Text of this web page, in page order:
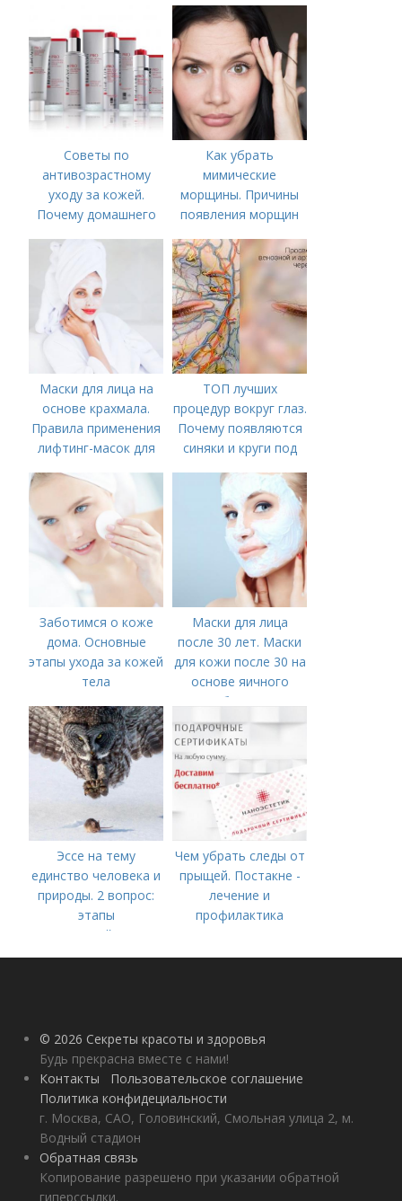
Советы по
антивозрастному
уходу за кожей.
Почему домашнего
Как убрать
мимические
морщины. Причины
появления морщин
Маски для лица на
основе крахмала.
Правила применения
лифтинг-масок для
ТОП лучших
процедур вокруг глаз.
Почему появляются
синяки и круги под
Заботимся о коже
дома. Основные
этапы ухода за кожей
тела
Маски для лица
после 30 лет. Маски
для кожи после 30 на
основе яичного
белка
Эссе на тему
единство человека и
природы. 2 вопрос:
этапы
взаимодействия
природного и
Чем убрать следы от
прыщей. Постакне -
лечение и
профилактика
© 2026 Секреты красоты и здоровья
Будь прекрасна вместе с нами!
Контакты
Пользовательское соглашение
Политика конфидециальности
г. Москва, САО, Головинский, Смольная улица 2, м.
Водный стадион
Обратная связь
Копирование разрешено при указании обратной
гиперссылки.